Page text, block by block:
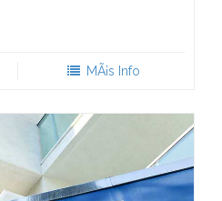
MÃ¡s Info